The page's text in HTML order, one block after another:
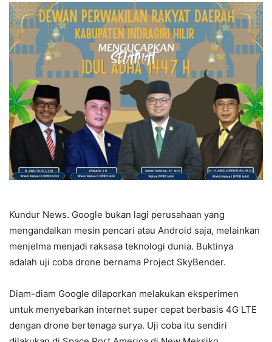
Kundur News. Google bukan lagi perusahaan yang
mengandalkan mesin pencari atau Android saja, melainkan
menjelma menjadi raksasa teknologi dunia. Buktinya
adalah uji coba drone bernama Project SkyBender.
Diam-diam Google dilaporkan melakukan eksperimen
untuk menyebarkan internet super cepat berbasis 4G LTE
dengan drone bertenaga surya. Uji coba itu sendiri